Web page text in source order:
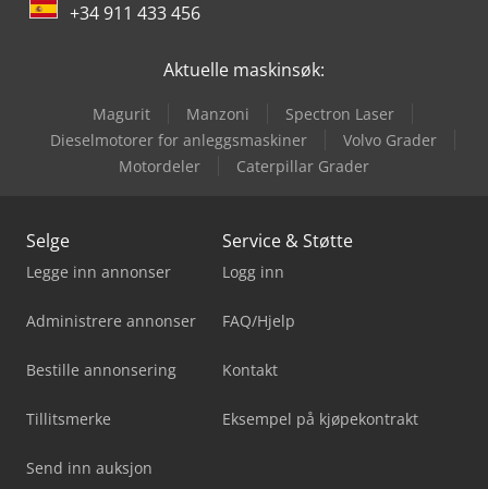
+34 911 433 456
Aktuelle maskinsøk:
Magurit Manzoni
Spectron Laser
Dieselmotorer for anleggsmaskiner
Volvo Grader
Motordeler
Caterpillar Grader
Selge
Legge inn annonser
Administrere annonser
Bestille annonsering
Tillitsmerke
Send inn auksjon
Service & Støtte
Logg inn
FAQ/Hjelp
Kontakt
Eksempel på kjøpekontrakt